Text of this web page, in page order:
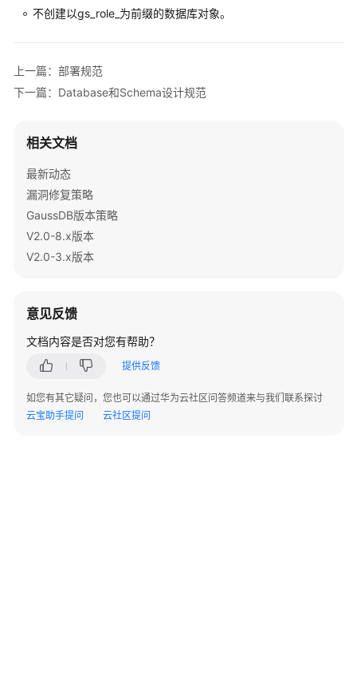
统
据
安
全
数
使
用
发
设
建
议
不创建以gs_role_为前缀的数据库对象。
上一篇：部署规范
下一篇：Database和Schema设计规范
相关文档
最新动态
漏洞修复策略
GaussDB版本策略
V2.0-8.x版本
V2.0-3.x版本
意见反馈
文档内容是否对您有帮助？
提供反馈
如您有其它疑问，您也可以通过华为云社区问答频道来与我们联系探讨
云宝助手提问
云社区提问